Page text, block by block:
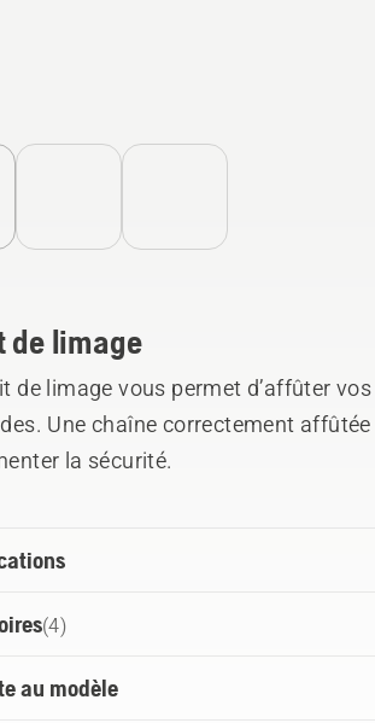
de limage
de limage vous permet d’affûter
Une chaîne correctement
la sécurité.
(4)
au modèle